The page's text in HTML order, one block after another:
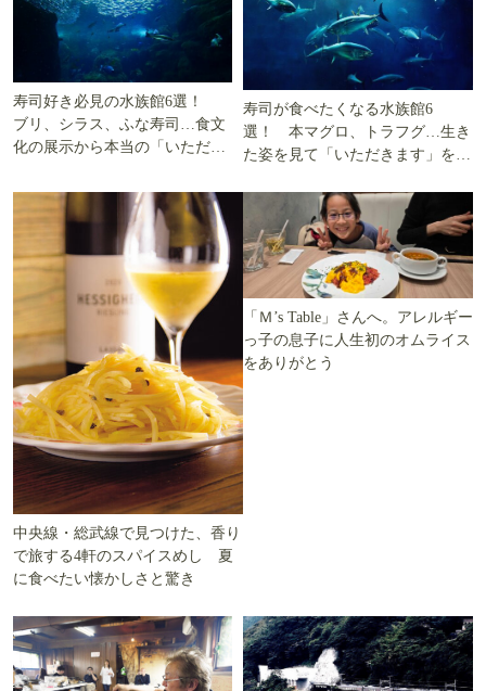
寿司好き必見の水族館6選！
ブリ、シラス、ふな寿司…食文
化の展示から本当の「いただき
寿司が食べたくなる水族館6
選！ 本マグロ、トラフグ…生き
た姿を見て「いただきます」を考
中央線・総武線で見つけた、香り
で旅する4軒のスパイスめし 夏
に食べたい懐かしさと驚き
「Ｍ’s Table」さんへ。アレルギー
っ子の息子に人生初のオムライス
をありがとう